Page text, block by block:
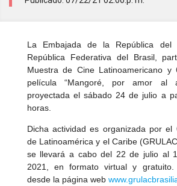
La Embajada de la República del
República Federativa del Brasil,
Muestra de Cine Latinoamericano y
película “Mangoré, por amor al
proyectada el sábado 24 de julio a
horas.
Dicha actividad es organizada por el
de Latinoamérica y el Caribe
se llevará a cabo del 22 de julio al
2021, en formato virtual y
desde la página web